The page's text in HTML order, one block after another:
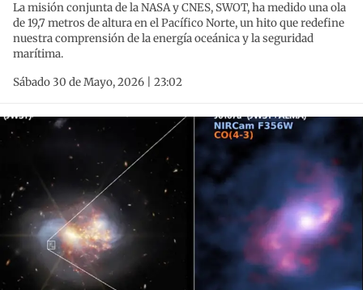
La misión conjunta de la NASA y CNES, SWOT, ha medido una ola
de 19,7 metros de altura en el Pacífico Norte, un hito que redefine
nuestra comprensión de la energía oceánica y la seguridad
marítima.
Sábado 30 de Mayo, 2026 | 23:02